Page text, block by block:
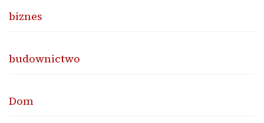
biznes
budownictwo
Dom